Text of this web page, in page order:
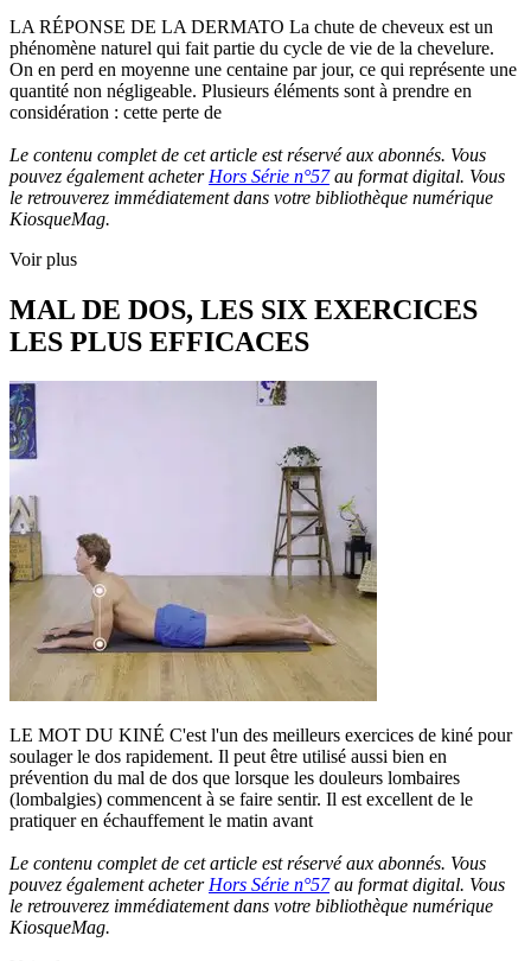
LA RÉPONSE DE LA DERMATO La chute de cheveux est un
phénomène naturel qui fait partie du cycle de vie de la chevelure.
On en perd en moyenne une centaine par jour, ce qui représente une
quantité non négligeable. Plusieurs éléments sont à prendre en
considération : cette perte de
Le contenu complet de cet article est réservé aux abonnés. Vous
pouvez également acheter Hors Série n°57au format digital. Vous
le retrouverez immédiatement dans votre bibliothèque numérique
KiosqueMag.
Voir plus
MAL DE DOS, LES SIX EXERCICES
LES PLUS EFFICACES
LE MOT DU KINÉ C'est l'un des meilleurs exercices de kiné pour
soulager le dos rapidement. Il peut être utilisé aussi bien en
prévention du mal de dos que lorsque les douleurs lombaires
(lombalgies) commencent à se faire sentir. Il est excellent de le
pratiquer en échauffement le matin avant
Le contenu complet de cet article est réservé aux abonnés. Vous
pouvez également acheterHors Série n°57au format digital. Vous
le retrouverez immédiatement dans votre bibliothèque numérique
KiosqueMag.